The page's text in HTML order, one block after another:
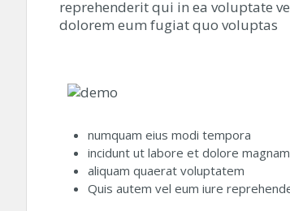
reprehenderit qui in ea voluptate
dolorem eum fugiat quo voluptas
numquam eius modi tempora
incidunt ut labore et dolore magnam
aliquam quaerat voluptatem
Quis autem vel eum iure